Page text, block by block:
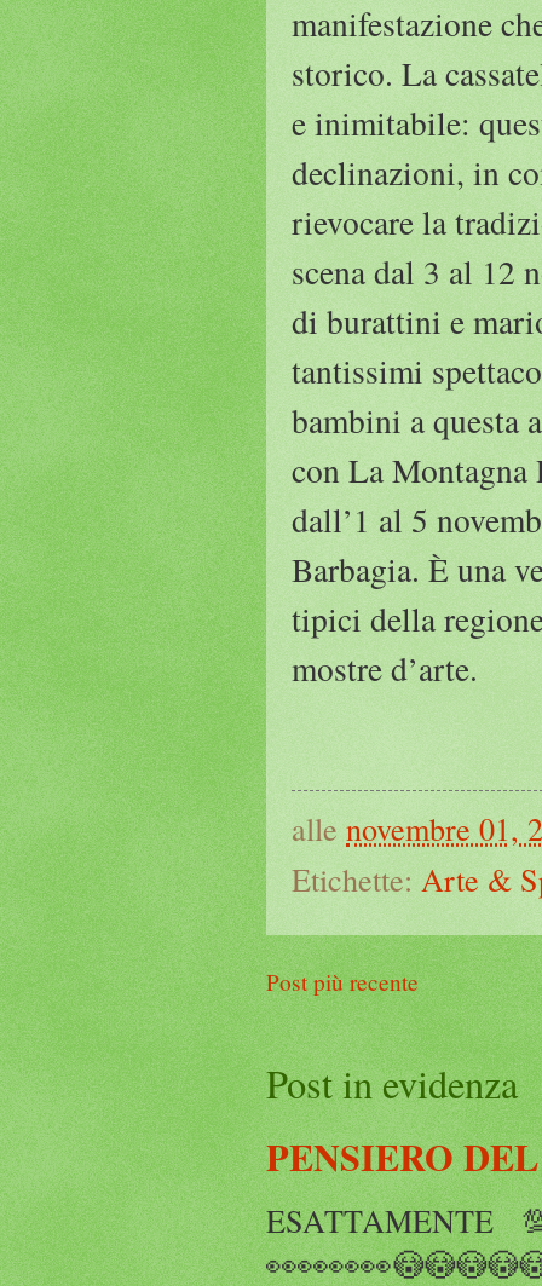
manifestazione
storico. La
e inimitabile:
declinazioni, in
rievocare la
scena dal 3 al 12
di burattini e
tantissimi
bambini a questa
con La Montagna
dall’1 al 5
Barbagia. È una
tipici della
mostre d’arte.
alle novembre 01,
Etichette: Arte &
Post più recente
Post in evidenza
PENSIERO
ESATTAMENTE